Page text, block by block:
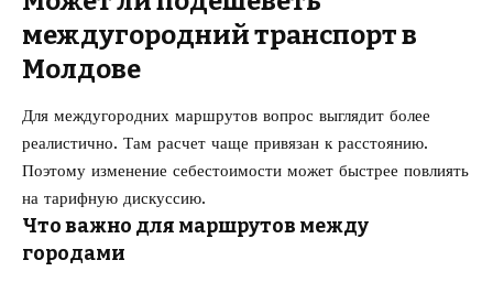
междугородний транспорт в
Молдове
Для междугородних маршрутов вопрос выглядит более
реалистично. Там расчет чаще привязан к расстоянию.
Поэтому изменение себестоимости может быстрее повлиять
на тарифную дискуссию.
Что важно для маршрутов между
городами